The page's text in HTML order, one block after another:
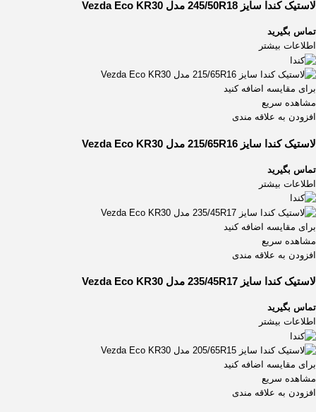
لاستیک کندا سایز 245/50R18 مدل Vezda Eco KR30
تماس بگیرید
اطلاعات بیشتر
برای مقایسه اضافه کنید
مشاهده سریع
افزودن به علاقه مندی
لاستیک کندا سایز 215/65R16 مدل Vezda Eco KR30
تماس بگیرید
اطلاعات بیشتر
برای مقایسه اضافه کنید
مشاهده سریع
افزودن به علاقه مندی
لاستیک کندا سایز 235/45R17 مدل Vezda Eco KR30
تماس بگیرید
اطلاعات بیشتر
برای مقایسه اضافه کنید
مشاهده سریع
افزودن به علاقه مندی